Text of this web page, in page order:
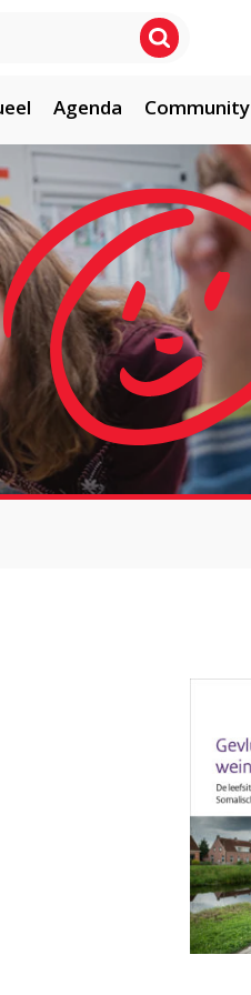
Agenda Community